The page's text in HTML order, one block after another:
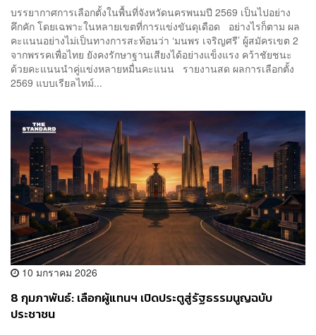
บรรยากาศการเลือกตั้งในพื้นที่จังหวัดนครพนมปี 2569 เป็นไปอย่าง
คึกคัก โดยเฉพาะในหลายเขตที่การแข่งขันดุเดือด อย่างไรก็ตาม ผล
คะแนนอย่างไม่เป็นทางการสะท้อนว่า ‘มนพร เจริญศรี’ ผู้สมัครเขต 2
จากพรรคเพื่อไทย ยังคงรักษาฐานเสียงได้อย่างแข็งแรง คว้าชัยชนะ
ด้วยคะแนนนำคู่แข่งหลายหมื่นคะแนน รายงานสด ผลการเลือกตั้ง
2569 แบบเรียลไทม์...
10 มกราคม 2026
8 กุมภาพันธ์: เลือกผู้แทนฯ เปิดประตูสู่รัฐธรรมนูญฉบับ
ประชาชน